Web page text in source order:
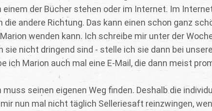
einem der Bücher stehen oder im Internet. Im
die andere Richtung. Das kann einen schon ganz
wenden kann. Ich schreibe mir unter der
nicht dringend sind - stelle ich sie dann bei
ich Marion auch mal eine E-Mail, die dann meist
seinen eigenen Weg finden. Deshalb die
nun mal nicht täglich Selleriesaft reinzwingen,